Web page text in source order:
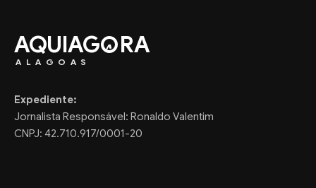
AQUIAG RA
ALAGOAS
Expediente:
Jornalista Responsável: Ronaldo Valentim
CNPJ: 42.710.917/0001-20